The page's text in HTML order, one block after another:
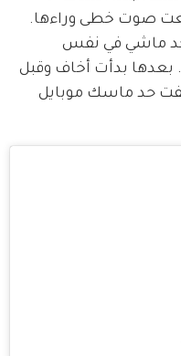
صوت خطى وراءها.
حد ماشي في نفس
بعدها بدأت أخاف وقبل
حد ماسك موبايل